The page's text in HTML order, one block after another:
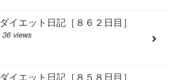
ダイエット日記［８６２日目］
36 views
ダイエット日記［８５８日目］